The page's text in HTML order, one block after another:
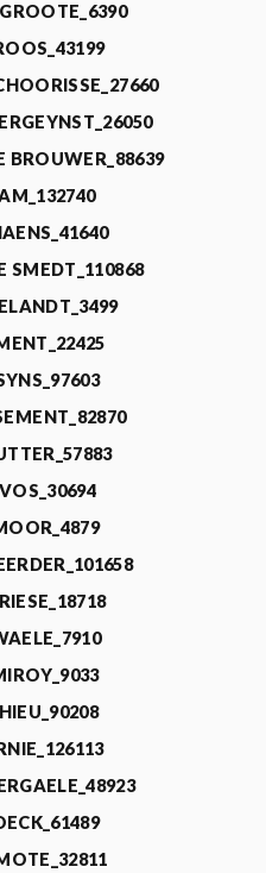
BROUWER_88639
SMEDT_110868